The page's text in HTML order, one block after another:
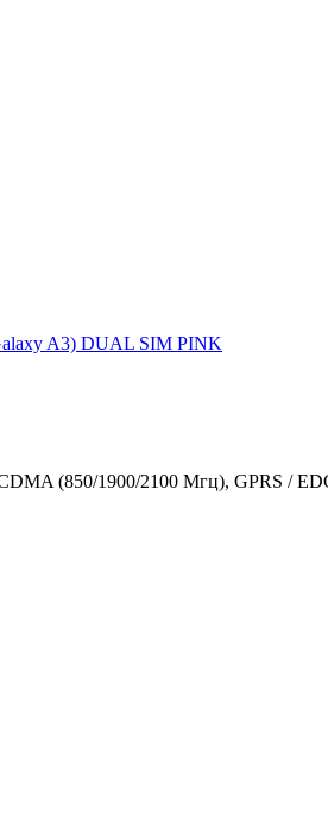
A3) DUAL SIM PINK
(850/1900/2100 Мгц), GPRS /